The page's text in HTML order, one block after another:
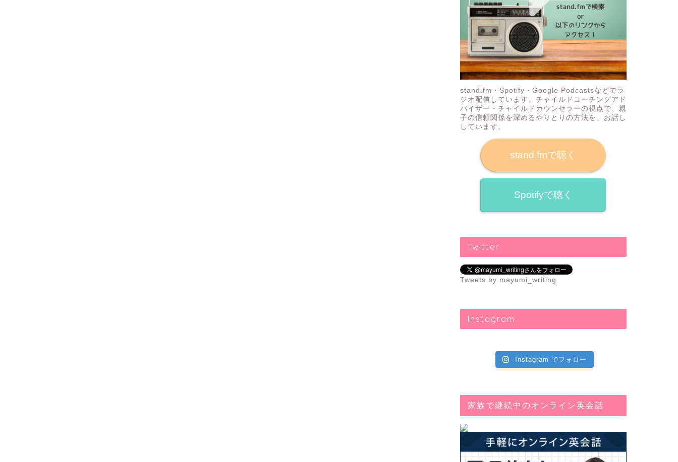
stand.fm・Spotify・Google Podcastsなどでラ
ジオ配信しています。チャイルドコーチングアド
バイザー・チャイルドカウンセラーの視点で、親
子の信頼関係を深めるやりとりの方法を、お話し
しています。
stand.fmで聴く
Spotifyで聴く
Twitter
Tweets by mayumi_writing
Instagram
Instagram でフォロー
家族で継続中のオンライン英会話